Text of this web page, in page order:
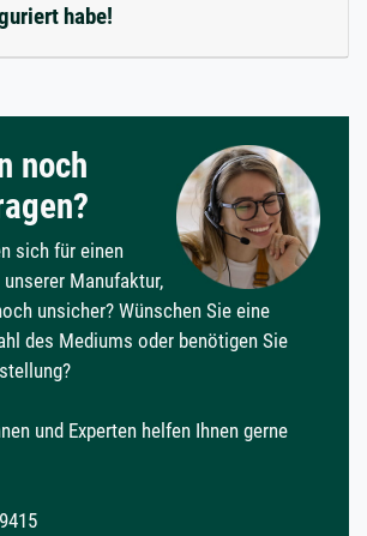
habe!
noch
sich für einen
Manufaktur,
unsicher? Wünschen Sie eine
des Mediums oder benötigen Sie
und Experten helfen Ihnen gerne